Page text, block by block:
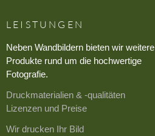
LEISTUNGEN
Neben Wandbildern bieten wir weitere
Produkte rund um die hochwertige
Fotografie.
Druckmaterialien & -qualitäten
Lizenzen und Preise
Wir drucken Ihr Bild